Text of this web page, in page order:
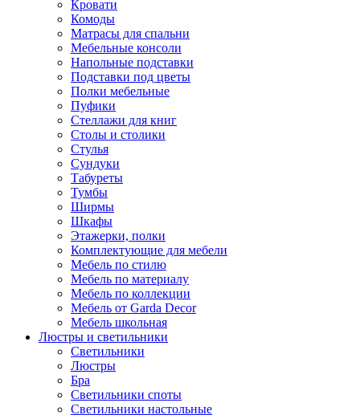
Кровати
Комоды
Матрасы для спальни
Мебельные консоли
Напольные подставки
Подставки под цветы
Полки мебельные
Пуфики
Стеллажи для книг
Столы и столики
Стулья
Сундуки
Табуреты
Тумбы
Ширмы
Шкафы
Этажерки, полки
Комплектующие для мебели
Мебель по стилю
Мебель по материалу
Мебель по коллекции
Мебель от Garda Decor
Мебель школьная
Люстры и светильники
Светильники
Люстры
Бра
Светильники споты
Светильники настольные